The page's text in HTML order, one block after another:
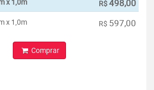
R$498,00
x 1,0m R$ 597,00
Comprar